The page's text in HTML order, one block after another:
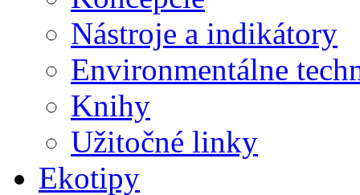
Nástroje a indikátory
Environmentálne
Knihy
Užitočné linky
Ekotipy